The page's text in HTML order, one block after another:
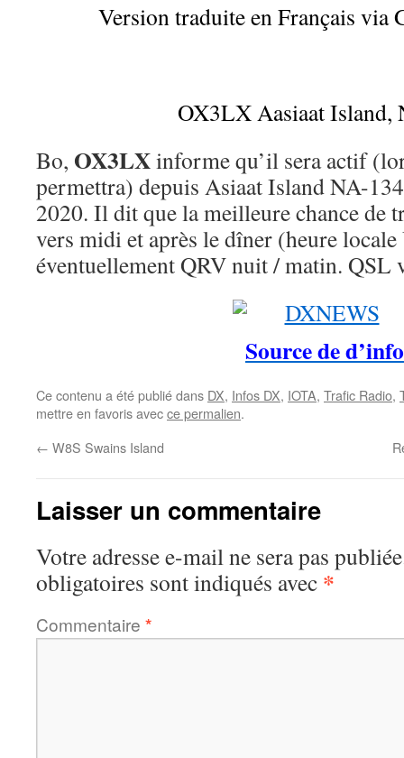
Version traduite en Français via
OX3LX Aasiaat Island,
Bo, OX3LXinforme qu’il sera actif
permettra) depuis Asiaat Island NA-
2020. Il dit que la meilleure chance de
vers midi et après le dîner (heure
éventuellement QRV nuit / matin. QSL
Source de d’info
Ce contenu a été publié dans DX, Infos DX, IOTA, Trafic Radio,
mettre en favoris avecce permalien.
← W8S Swains Island
Laisser un commentaire
Votre adresse e-mail ne sera pas
obligatoires sont indiqués avec *
Commentaire *